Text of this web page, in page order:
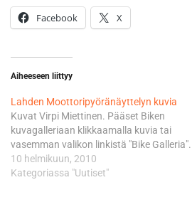
Facebook X
Aiheeseen liittyy
Lahden Moottoripyöränäyttelyn kuvia
Kuvat Virpi Miettinen. Pääset Biken
kuvagalleriaan klikkaamalla kuvia tai
vasemman valikon linkistä "Bike Galleria".
10 helmikuun, 2010
Kategoriassa "Uutiset"